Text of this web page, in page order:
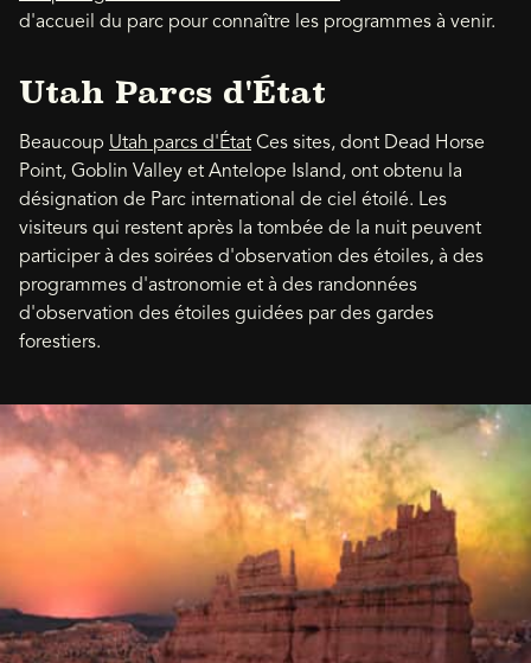
d'accueil du parc pour connaître les programmes à venir.
Utah Parcs d'État
Beaucoup Utah parcs d'État Ces sites, dont Dead Horse
Point, Goblin Valley et Antelope Island, ont obtenu la
désignation de Parc international de ciel étoilé. Les
visiteurs qui restent après la tombée de la nuit peuvent
participer à des soirées d'observation des étoiles, à des
programmes d'astronomie et à des randonnées
d'observation des étoiles guidées par des gardes
forestiers.